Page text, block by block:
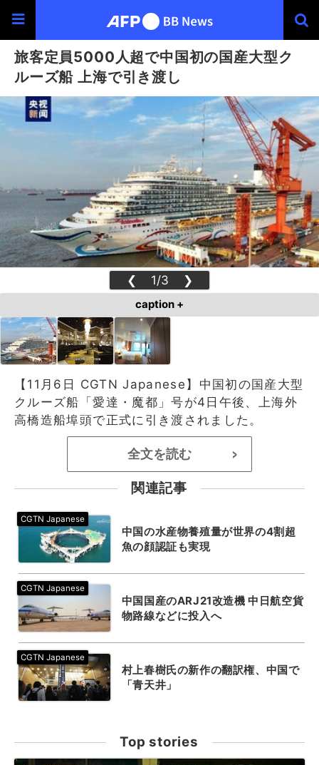
旅客定員5000人超で中国初の国産大型ク
ルーズ船 上海で引き渡し
❮ 1/3 ❯
caption +
【11月6日 CGTN Japanese】中国初の国産大型
クルーズ船「愛達・魔都」号が4日午後、上海外
高橋造船埠頭で正式に引き渡されました。
全文を読む >
関連記事
中国の水産物養殖量が世界の4割超
魚の顔認証も実現
中国国産のARJ21改造機 中日航空貨
物路線などに投入へ
村上春樹氏の新作の翻訳権、中国で
「青天井」
Top stories